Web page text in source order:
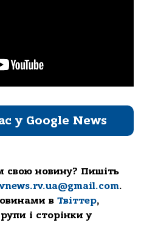
у Google News
свою новину? Пишіть
.
в Твіттер,
і сторінки у